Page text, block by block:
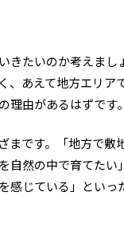
きたいのか考えまし
、あえて地方エリア
理由があるはずです
まです。「地方で敷
自然の中で育てたい
感じている」といっ